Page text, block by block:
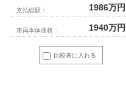
比較表に入れる
支払総額： 1986万円
車両本体価格： 1940万円